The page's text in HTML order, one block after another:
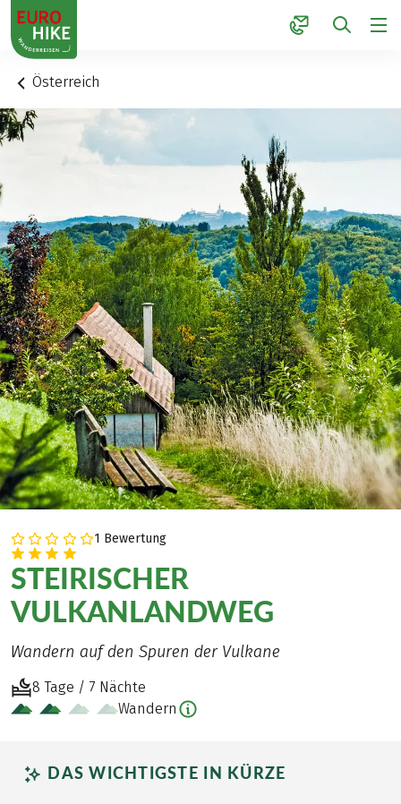
1
Österreich
1 Bewertung
STEIRISCHER
VULKANLANDWEG
Wandern auf den Spuren der Vulkane
8 Tage / 7 Nächte
Wandern
DAS WICHTIGSTE IN KÜRZE